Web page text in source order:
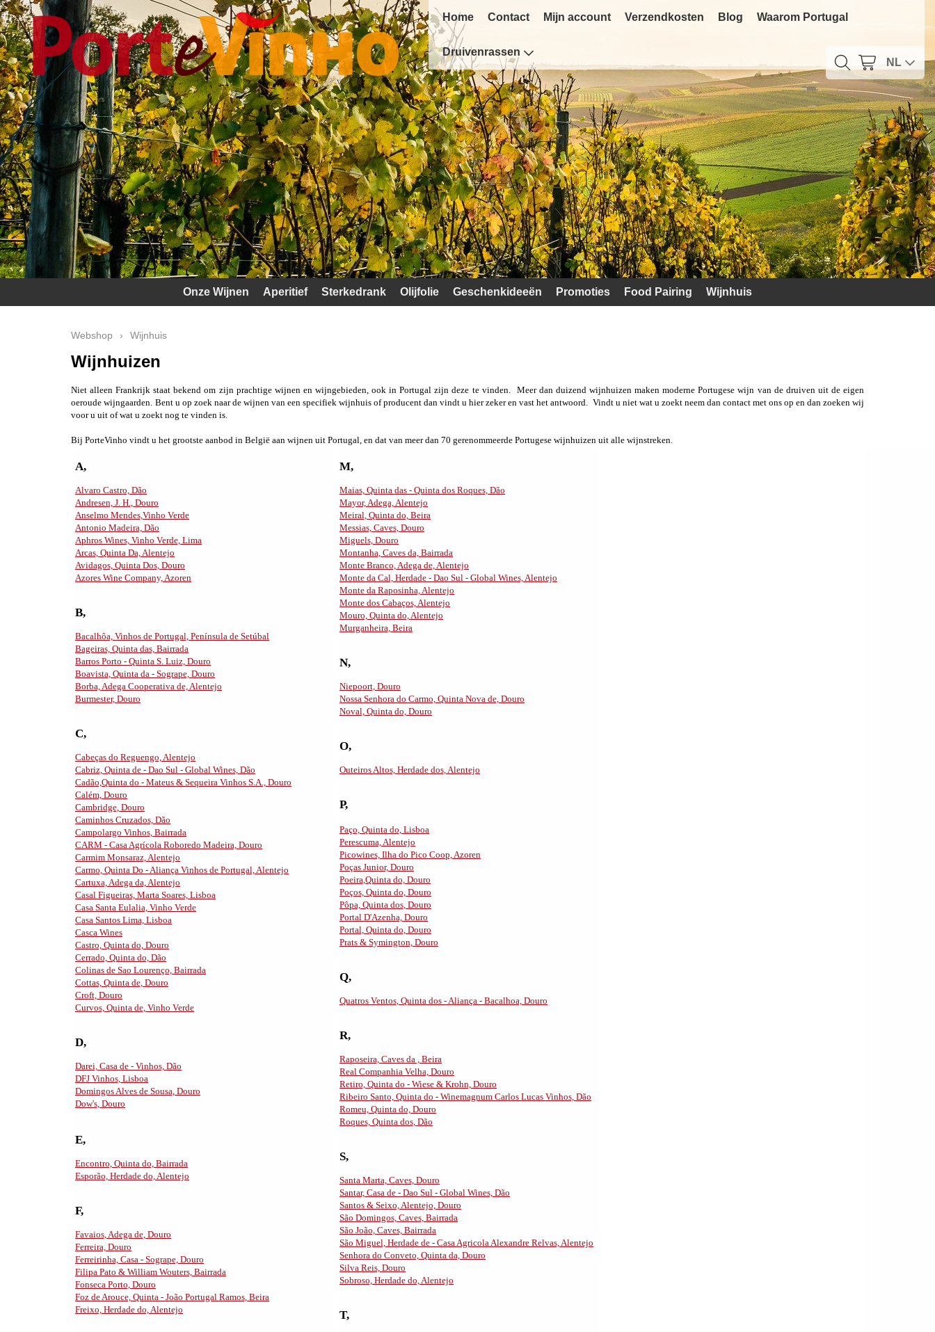
Home Contact Mijn account Verzendkosten Blog Waarom Portugal
Druivenrassen
NL
Onze Wijnen Aperitief Sterkedrank Olijfolie Geschenkideeën Promoties Food Pairing Wijnhuis
Webshop › Wijnhuis
Wijnhuizen
Niet alleen Frankrijk staat bekend om zijn prachtige wijnen en wijngebieden, ook in Portugal zijn deze te vinden.
Meer dan duizend wijnhuizen maken moderne Portugese wijn van de druiven uit de eigen
oeroude wijngaarden. Bent u op zoek naar de wijnen van een specifiek wijnhuis of producent dan vindt u hier zeker en vast het antwoord.
Vindt u niet wat u zoekt neem dan contact met ons op en dan zoeken wij
voor u uit of wat u zoekt nog te vinden is.
Bij PorteVinho vindt u het grootste aanbod in België aan wijnen uit Portugal, en dat van meer dan 70 gerenommeerde Portugese wijnhuizen uit alle wijnstreken.
A,
Alvaro Castro, Dão
Andresen, J. H., Douro
Anselmo Mendes,Vinho Verde
Antonio Madeira, Dão
Aphros Wines, Vinho Verde, Lima
Arcas, Quinta Da, Alentejo
Avidagos, Quinta Dos, Douro
Azores Wine Company, Azoren
B,
Bacalhôa, Vinhos de Portugal, Península de Setúbal
Bageiras, Quinta das, Bairrada
Barros Porto - Quinta S. Luiz, Douro
Boavista, Quinta da - Sogrape, Douro
Borba, Adega Cooperativa de, Alentejo
Burmester, Douro
C,
Cabeças do Reguengo, Alentejo
Cabriz, Quinta de - Dao Sul - Global Wines, Dão
Cadão,Quinta do - Mateus & Sequeira Vinhos S.A., Douro
Calém, Douro
Cambridge, Douro
Caminhos Cruzados, Dão
Campolargo Vinhos, Bairrada
CARM - Casa Agrícola Roboredo Madeira, Douro
Carmim Monsaraz, Alentejo
Carmo, Quinta Do - Aliança Vinhos de Portugal, Alentejo
Cartuxa, Adega da, Alentejo
Casal Figueiras, Marta Soares, Lisboa
Casa Santa Eulalia, Vinho Verde
Casa Santos Lima, Lisboa
Casca Wines
Castro, Quinta do, Douro
Cerrado, Quinta do, Dão
Colinas de Sao Lourenço, Bairrada
Cottas, Quinta de, Douro
Croft, Douro
Curvos, Quinta de, Vinho Verde
D,
Darei, Casa de - Vinhos, Dão
DFJ Vinhos, Lisboa
Domingos Alves de Sousa, Douro
Dow's, Douro
E,
Encontro, Quinta do, Bairrada
Esporão, Herdade do, Alentejo
F,
Favaios, Adega de, Douro
Ferreira, Douro
Ferreirinha, Casa - Sogrape, Douro
Filipa Pato & William Wouters, Bairrada
Fonseca Porto, Douro
Foz de Arouce, Quinta - João Portugal Ramos, Beira
Freixo, Herdade do, Alentejo
M,
Maias, Quinta das - Quinta dos Roques, Dão
Mayor, Adega, Alentejo
Meiral, Quinta do, Beira
Messias, Caves, Douro
Miguels, Douro
Montanha, Caves da, Bairrada
Monte Branco, Adega de, Alentejo
Monte da Cal, Herdade - Dao Sul - Global Wines, Alentejo
Monte da Raposinha, Alentejo
Monte dos Cabaços, Alentejo
Mouro, Quinta do, Alentejo
Murganheira, Beira
N,
Niepoort, Douro
Nossa Senhora do Carmo, Quinta Nova de, Douro
Noval, Quinta do, Douro
O,
Outeiros Altos, Herdade dos, Alentejo
P,
Paço, Quinta do, Lisboa
Perescuma, Alentejo
Picowines, Ilha do Pico Coop, Azoren
Poças Junior, Douro
Poeira,Quinta do, Douro
Poços, Quinta do, Douro
Pôpa, Quinta dos, Douro
Portal D'Azenha, Douro
Portal, Quinta do, Douro
Prats & Symington, Douro
Q,
Quatros Ventos, Quinta dos - Aliança - Bacalhoa, Douro
R,
Raposeira, Caves da , Beira
Real Companhia Velha, Douro
Retiro, Quinta do - Wiese & Krohn, Douro
Ribeiro Santo, Quinta do - Winemagnum Carlos Lucas Vinhos, Dão
Romeu, Quinta do, Douro
Roques, Quinta dos, Dão
S,
Santa Marta, Caves, Douro
Santar, Casa de - Dao Sul - Global Wines, Dão
Santos & Seixo, Alentejo, Douro
São Domingos, Caves, Bairrada
São João, Caves, Bairrada
São Miguel, Herdade de - Casa Agricola Alexandre Relvas, Alentejo
Senhora do Conveto, Quinta da, Douro
Silva Reis, Douro
Sobroso, Herdade do, Alentejo
T,